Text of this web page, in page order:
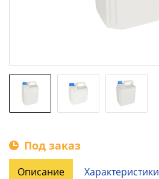
Под заказ
Описание Характеристики